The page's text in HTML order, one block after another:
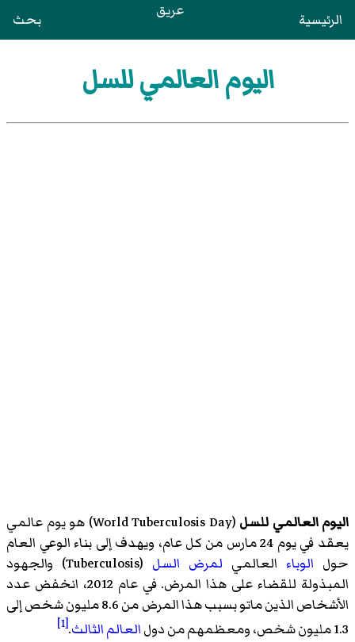
الرئيسية عريق بحث
اليوم العالمي للسل
اليوم العالمي للسل (
World Tuberculosis Day)‏ هو يوم عالمي
يعقد في يوم 24 مارس من كل عام، ويهدف إلى بناء الوعي العام
حول الوباء العالمي لمرض السل (
Tuberculosis)‏ والجهود
المبذولة للقضاء على هذا المرض. في عام 2012، انخفض عدد
الأشخاص الذين ماتو بسبب هذا المرض من 8.6 مليون شخص إلى
1.3 مليون شخص، ومعظمهم من دول
العالم الثالث.
[1]